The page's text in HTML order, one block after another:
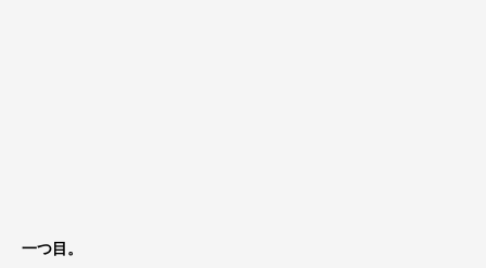
一つ目。